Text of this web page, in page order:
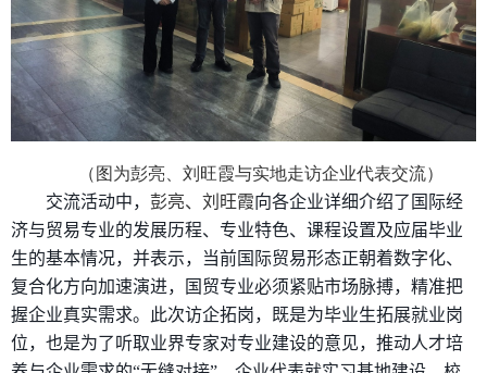
（图为彭亮、刘旺霞与实地走访企业代表交流）
交流活动中， 彭亮、刘旺霞向各企业详细介绍了国际经
济与贸易专业的发展历程、专业特色、课程设置及应届毕业
生的基本情况，并表示，当前国际贸易形态正朝着数字化、
复合化方向加速演进，国贸专业必须紧贴市场脉搏，精准把
握企业真实需求。此次访企拓岗，既是为毕业生拓展就业岗
位，也是为了听取业界专家对专业建设的意见，推动人才培